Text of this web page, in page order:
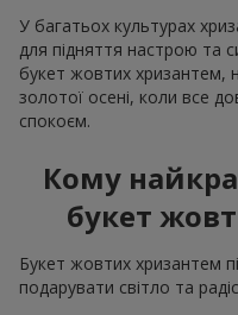
У багатьох культурах
для підняття настрою та
букет жовтих хризантем,
золотої осені, коли все
спокоєм.
Кому
букет
Букет жовтих хризантем
подарувати світло та